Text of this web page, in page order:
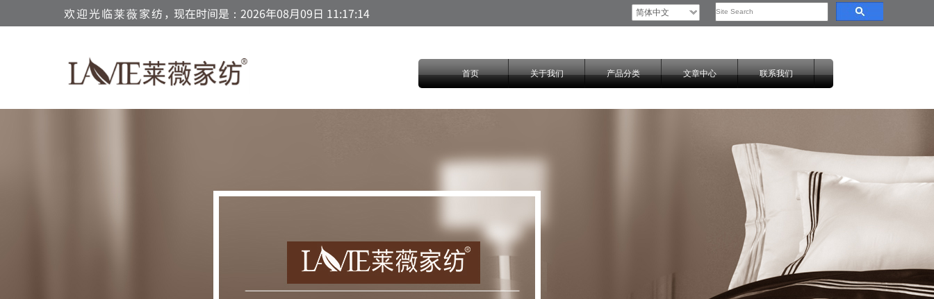
简体中文
欢迎光临莱薇家纺，现在时间是：2026年08月09日 11:17:14
首页 关于我们 产品分类 文章中心 联系我们